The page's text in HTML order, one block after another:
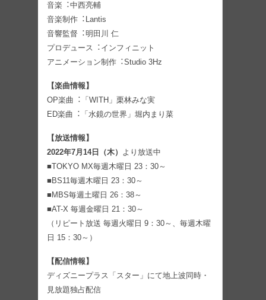
⾳楽︓中⻄亮輔
⾳楽制作︓Lantis
⾳響監督︓明⽥川 仁
プロデュース︓インフィニット
アニメーション制作︓Studio 3Hz
【楽曲情報】
OP楽曲︓「WITH」栗林みな実
ED楽曲︓「⽔鏡の世界」堀内まり菜
【放送情報】
2022年7⽉14⽇（木） より放送中
■TOKYO MX毎週⽊曜⽇ 23：30～
■BS11毎週⽊曜⽇ 23：30～
■MBS毎週⼟曜⽇ 26：38～
■AT-X 毎週⾦曜⽇ 21：30～
（リピート放送 毎週⽕曜⽇ 9：30～、毎週⽊曜
⽇ 15：30～）
【配信情報】
ディズニープラス「スター」にて地上波同時・
⾒放題独占配信